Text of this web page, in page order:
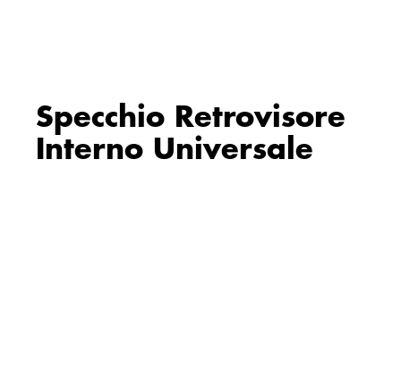
Specchio Retrovisore
Interno Universale